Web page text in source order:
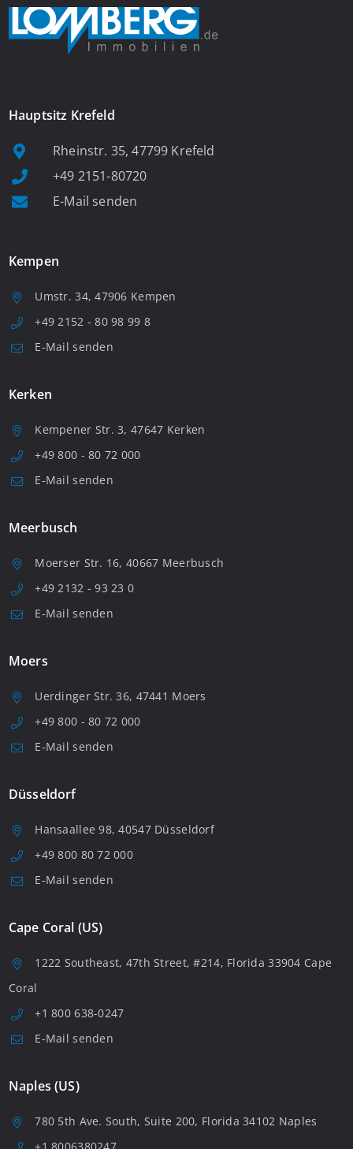
Hauptsitz Krefeld
Rheinstr. 35, 47799 Krefeld
+49 2151-80720
E-Mail senden
Kempen
Umstr. 34, 47906 Kempen
+49 2152 - 80 98 99 8
E-Mail senden
Kerken
Kempener Str. 3, 47647 Kerken
+49 800 - 80 72 000
E-Mail senden
Meerbusch
Moerser Str. 16, 40667 Meerbusch
+49 2132 - 93 23 0
E-Mail senden
Moers
Uerdinger Str. 36, 47441 Moers
+49 800 - 80 72 000
E-Mail senden
Düsseldorf
Hansaallee 98, 40547 Düsseldorf
+49 800 80 72 000
E-Mail senden
Cape Coral (US)
1222 Southeast, 47th Street, #214, Florida 33904 Cape
Coral
+1 800 638-0247
E-Mail senden
Naples (US)
780 5th Ave. South, Suite 200, Florida 34102 Naples
+1 8006380247